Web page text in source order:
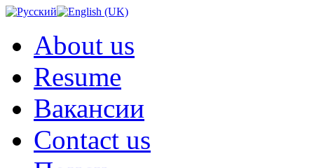
About us
Resume
Вакансии
Contact us